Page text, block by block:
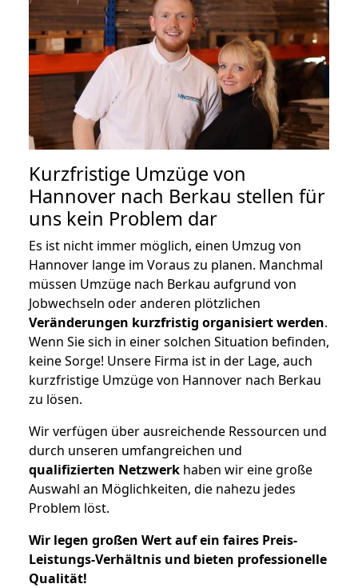
Kurzfristige Umzüge von
Hannover nach Berkau stellen für
uns kein Problem dar
Es ist nicht immer möglich, einen Umzug von
Hannover lange im Voraus zu planen. Manchmal
müssen Umzüge nach Berkau aufgrund von
Jobwechseln oder anderen plötzlichen
Veränderungen kurzfristig organisiert werden.
Wenn Sie sich in einer solchen Situation befinden,
keine Sorge! Unsere Firma ist in der Lage, auch
kurzfristige Umzüge von Hannover nach Berkau
zu lösen.
Wir verfügen über ausreichende Ressourcen und
durch unseren umfangreichen und
qualifizierten Netzwerk haben wir eine große
Auswahl an Möglichkeiten, die nahezu jedes
Problem löst.
Wir legen großen Wert auf ein faires Preis-
Leistungs-Verhältnis und bieten professionelle
Qualität!